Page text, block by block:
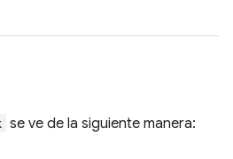
se ve de la siguiente manera: